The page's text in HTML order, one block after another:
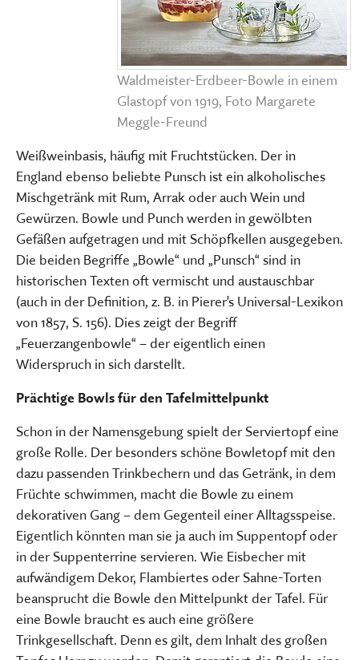
Waldmeister-Erdbeer-Bowle in einem
Glastopf von 1919, Foto Margarete
Meggle-Freund
Weißweinbasis, häufig mit Fruchtstücken. Der in
England ebenso beliebte Punsch ist ein alkoholisches
Mischgetränk mit Rum, Arrak oder auch Wein und
Gewürzen. Bowle und Punch werden in gewölbten
Gefäßen aufgetragen und mit Schöpfkellen ausgegeben.
Die beiden Begriffe „Bowle“ und „Punsch“ sind in
historischen Texten oft vermischt und austauschbar
(auch in der Definition, z. B. in Pierer's Universal-Lexikon
von 1857, S. 156). Dies zeigt der Begriff
„Feuerzangenbowle“ – der eigentlich einen
Widerspruch in sich darstellt.
Prächtige Bowls für den Tafelmittelpunkt
Schon in der Namensgebung spielt der Serviertopf eine
große Rolle. Der besonders schöne Bowletopf mit den
dazu passenden Trinkbechern und das Getränk, in dem
Früchte schwimmen, macht die Bowle zu einem
dekorativen Gang – dem Gegenteil einer Alltagsspeise.
Eigentlich könnten man sie ja auch im Suppentopf oder
in der Suppenterrine servieren. Wie Eisbecher mit
aufwändigem Dekor, Flambiertes oder Sahne-Torten
beansprucht die Bowle den Mittelpunkt der Tafel. Für
eine Bowle braucht es auch eine größere
Trinkgesellschaft. Denn es gilt, dem Inhalt des großen